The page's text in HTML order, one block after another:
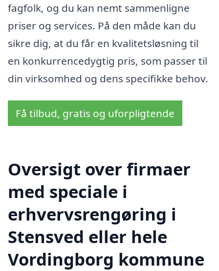
fagfolk, og du kan nemt sammenligne
priser og services. På den måde kan du
sikre dig, at du får en kvalitetsløsning til
en konkurrencedygtig pris, som passer til
din virksomhed og dens specifikke behov.
Få tilbud, gratis og uforpligtende
Oversigt over firmaer
med speciale i
erhvervsrengøring i
Stensved eller hele
Vordingborg kommune